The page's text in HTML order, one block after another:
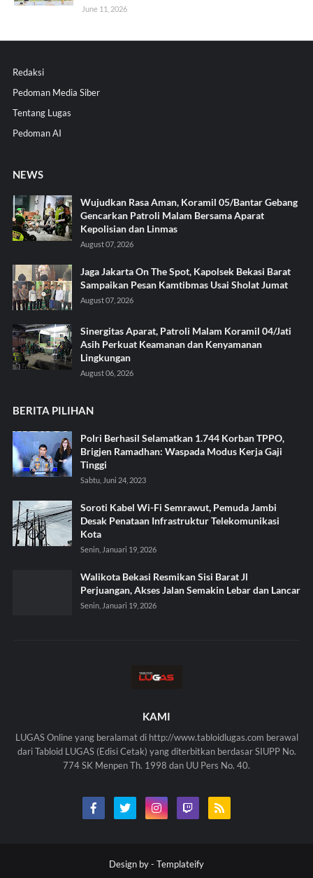
June 11, 2026
Redaksi
Pedoman Media Siber
Tentang Lugas
Pedoman AI
NEWS
Wujudkan Rasa Aman, Koramil 05/Bantar Gebang
Gencarkan Patroli Malam Bersama Aparat
Kepolisian dan Linmas
August 07, 2026
Jaga Jakarta On The Spot, Kapolsek Bekasi Barat
Sampaikan Pesan Kamtibmas Usai Sholat Jumat
August 07, 2026
Sinergitas Aparat, Patroli Malam Koramil 04/Jati
Asih Perkuat Keamanan dan Kenyamanan
Lingkungan
August 06, 2026
BERITA PILIHAN
Polri Berhasil Selamatkan 1.744 Korban TPPO,
Brigjen Ramadhan: Waspada Modus Kerja Gaji
Tinggi
Sabtu, Juni 24, 2023
Soroti Kabel Wi-Fi Semrawut, Pemuda Jambi
Desak Penataan Infrastruktur Telekomunikasi
Kota
Senin, Januari 19, 2026
Walikota Bekasi Resmikan Sisi Barat Jl
Perjuangan, Akses Jalan Semakin Lebar dan Lancar
Senin, Januari 19, 2026
KAMI
LUGAS Online yang beralamat di http://www.tabloidlugas.com berawal
dari Tabloid LUGAS (Edisi Cetak) yang diterbitkan berdasar SIUPP No.
774 SK Menpen Th. 1998 dan UU Pers No. 40.
Design by - Templateify